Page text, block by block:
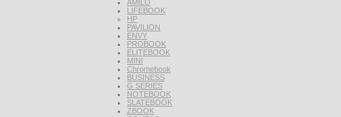
AMILO
LIFEBOOK
HP
PAVILION
ENVY
PROBOOK
ELITEBOOK
MINI
Chromebook
BUSINESS
G SERIES
NOTEBOOK
SLATEBOOK
ZBOOK